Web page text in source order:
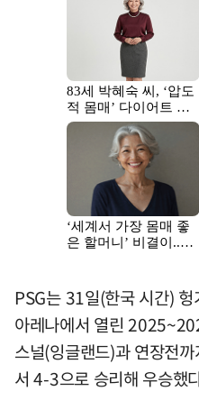
PSG는 31일(한국 시간)
아레나에서 열린
스널(잉글랜드)과 연장전
서 4-3으로 승리해 우승했